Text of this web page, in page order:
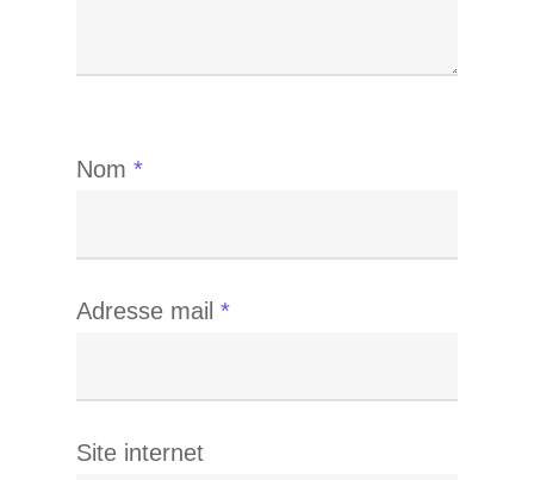
Nom *
Adresse mail *
Site internet